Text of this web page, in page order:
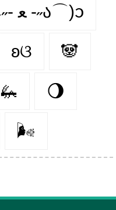
zᶻ ૮˶- ﻌ -˶ა⌒)ᦱ
ʚଓ 🐼
🦗 🌖
🌬️